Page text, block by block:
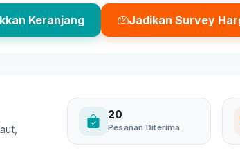
Keranjang Jadikan Survey
20
Pesanan Diterima